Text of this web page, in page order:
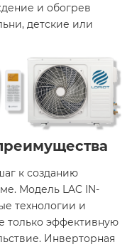
и обогрев
детские или
к созданию
Модель LAC IN-
технологии и
только эффективную
Инверторная